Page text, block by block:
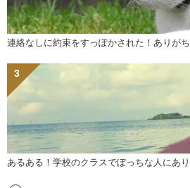
連絡なしに約束をすっぽかされた！ありが
あるある！学校のクラスでぼっちな人にあ